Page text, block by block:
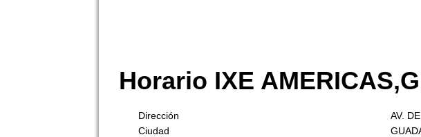
Horario IXE
Dirección
AV.
Ciudad